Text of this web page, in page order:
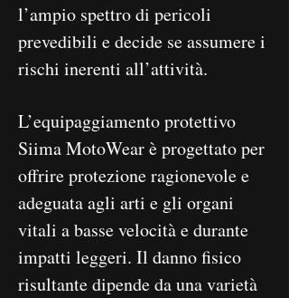
l’ampio spettro di pericoli
prevedibili e decide se assumere i
rischi inerenti all’attività.
L’equipaggiamento protettivo
Siima MotoWear è progettato per
offrire protezione ragionevole e
adeguata agli arti e gli organi
vitali a basse velocità e durante
impatti leggeri. Il danno fisico
risultante dipende da una varietà